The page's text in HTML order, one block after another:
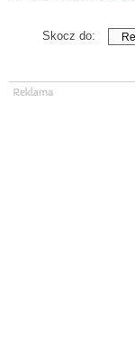
Skocz do: